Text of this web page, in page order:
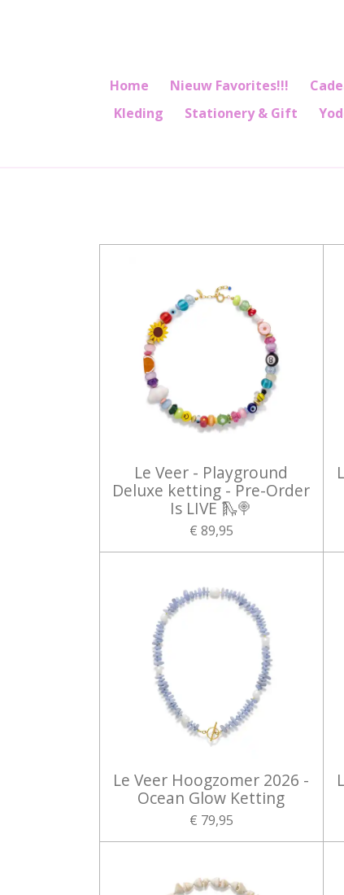
Home Nieuw Favorites!!!
Kleding
Stationery & Gift
Le Veer - Playground
Deluxe ketting - Pre-Order
Is LIVE 🛝🍭
€ 89,95
Le Veer Hoogzomer 2026 -
Ocean Glow Ketting
€ 79,95